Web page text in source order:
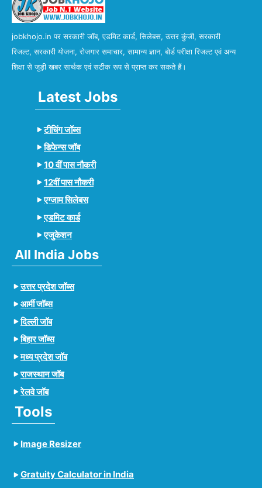
jobkhojo.in पर सरकारी जॉब, एडमिट कार्ड, सिलेबस, उत्तर कुंजी, सरकारी
रिजल्ट, सरकारी योजना, रोजगार समाचार, सामान्य ज्ञान, बोर्ड परीक्षा रिजल्ट एवं अन्य
शिक्षा से जुड़ी खबर सार्थक एवं सटीक रूप से प्राप्त कर सकते हैं।
Latest Jobs
टीचिंग जॉब्स
डिफेन्स जॉब
10 वीं पास नौकरी
12वीं पास नौकरी
एग्जाम सिलेबस
एडमिट कार्ड
एजुकेशन
All India Jobs
उत्तर प्रदेश जॉब्स
आर्मी जॉब्स
दिल्ली जॉब
बिहार जॉब्स
मध्य प्रदेश जॉब
राजस्थान जॉब
रेलवे जॉब
Tools
Image Resizer
Gratuity Calculator in India